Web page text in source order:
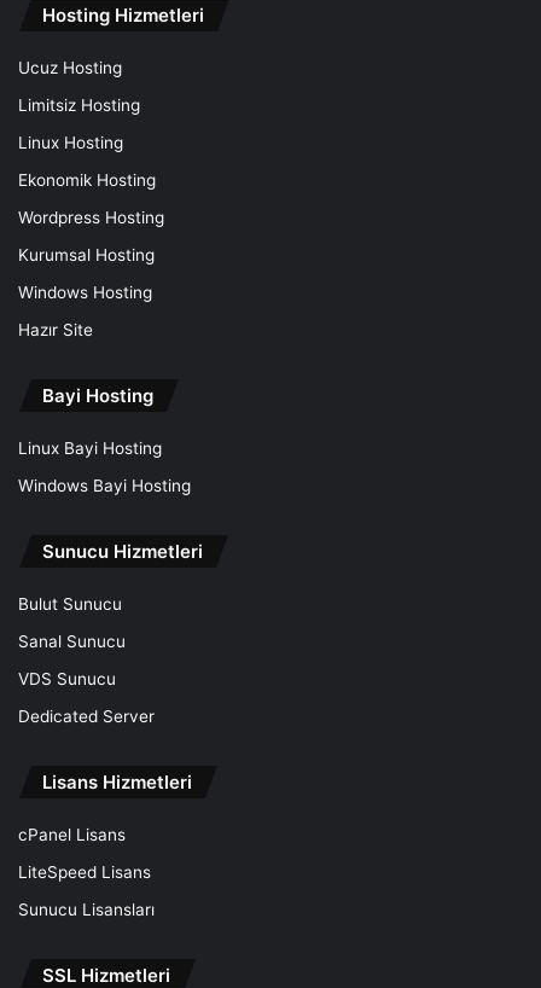
Hosting Hizmetleri
Ucuz Hosting
Limitsiz Hosting
Linux Hosting
Ekonomik Hosting
Wordpress Hosting
Kurumsal Hosting
Windows Hosting
Hazır Site
Bayi Hosting
Linux Bayi Hosting
Windows Bayi Hosting
Sunucu Hizmetleri
Bulut Sunucu
Sanal Sunucu
VDS Sunucu
Dedicated Server
Lisans Hizmetleri
cPanel Lisans
LiteSpeed Lisans
Sunucu Lisansları
SSL Hizmetleri